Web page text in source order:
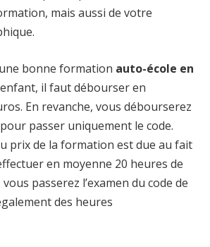
mais aussi de votre
bonne formation auto-école en
il faut débourser en
En revanche, vous débourserez
passer uniquement le code.
prix de la formation est due au fait
en moyenne 20 heures de
passerez l’examen du code de
des heures